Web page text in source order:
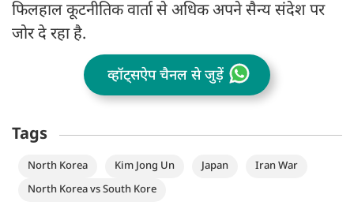
फिलहाल कूटनीतिक वार्ता से अधिक अपने सैन्य संदेश पर
जोर दे रहा है.
व्हॉट्सऐप चैनल से जुड़ें
Tags
North Korea Kim Jong Un Japan
Iran War
North Korea vs South Kore